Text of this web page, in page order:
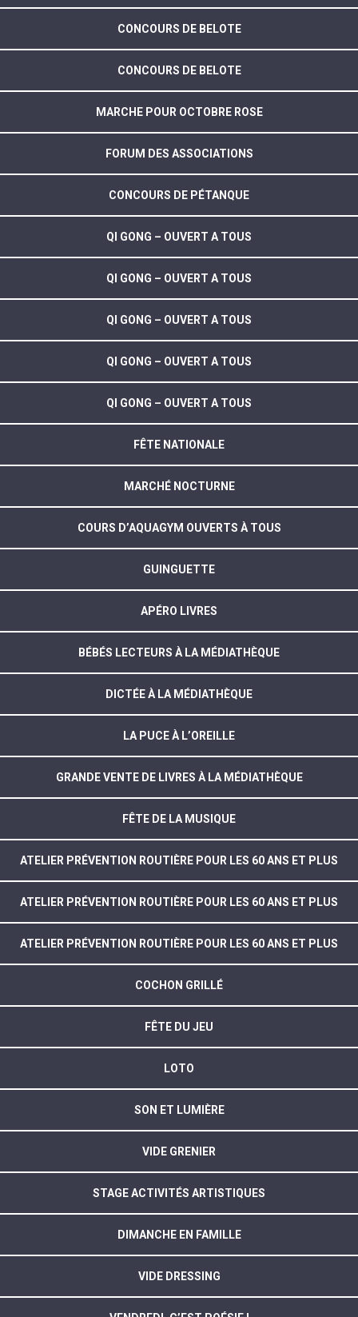
CONCOURS DE BELOTE
CONCOURS DE BELOTE
MARCHE POUR OCTOBRE ROSE
FORUM DES ASSOCIATIONS
CONCOURS DE PÉTANQUE
QI GONG – OUVERT A TOUS
QI GONG – OUVERT A TOUS
QI GONG – OUVERT A TOUS
QI GONG – OUVERT A TOUS
QI GONG – OUVERT A TOUS
FÊTE NATIONALE
MARCHÉ NOCTURNE
COURS D’AQUAGYM OUVERTS À TOUS
GUINGUETTE
APÉRO LIVRES
BÉBÉS LECTEURS À LA MÉDIATHÈQUE
DICTÉE À LA MÉDIATHÈQUE
LA PUCE À L’OREILLE
GRANDE VENTE DE LIVRES À LA MÉDIATHÈQUE
FÊTE DE LA MUSIQUE
ATELIER PRÉVENTION ROUTIÈRE POUR LES 60 ANS ET PLUS
ATELIER PRÉVENTION ROUTIÈRE POUR LES 60 ANS ET PLUS
ATELIER PRÉVENTION ROUTIÈRE POUR LES 60 ANS ET PLUS
COCHON GRILLÉ
FÊTE DU JEU
LOTO
SON ET LUMIÈRE
VIDE GRENIER
STAGE ACTIVITÉS ARTISTIQUES
DIMANCHE EN FAMILLE
VIDE DRESSING